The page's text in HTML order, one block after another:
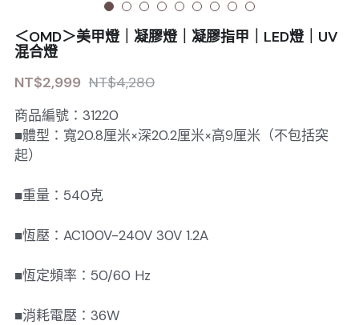
睫毛周邊
睫毛保養
修甲磨棒
＜OMD＞美甲燈｜凝膠燈｜凝膠指甲｜LED燈｜UV
混合燈
NT$2,999 NT$4,280
商品編號：31220
■體型：寬20.8厘米×深20.2厘米×高9厘米（不包括突
起）
■重量：540克
■恆壓：AC100V-240V 30V 1.2A
■恆定頻率：50/60 Hz
■消耗電壓：36W